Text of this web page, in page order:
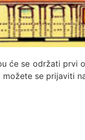
će se održati
možete se prijaviti